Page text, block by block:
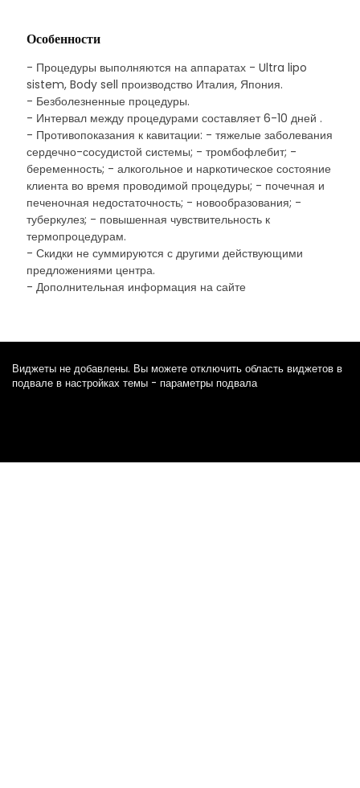
Особенности
- Процедуры выполняются на аппаратах - Ultra lipo
sistem, Body sell производство Италия, Япония.
- Безболезненные процедуры.
- Интервал между процедурами составляет 6-10 дней .
- Противопоказания к кавитации: - тяжелые заболевания
сердечно-сосудистой системы; - тромбофлебит; -
беременность; - алкогольное и наркотическое состояние
клиента во время проводимой процедуры; - почечная и
печеночная недостаточность; - новообразования; -
туберкулез; - повышенная чувствительность к
термопроцедурам.
- Скидки не суммируются с другими действующими
предложениями центра.
- Дополнительная информация на сайте
Виджеты не добавлены. Вы можете отключить область виджетов в
подвале в настройках темы - параметры подвала